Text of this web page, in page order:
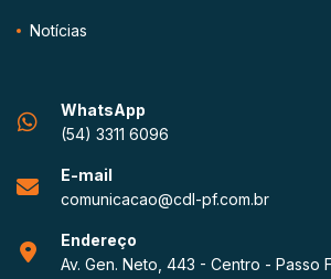
Notícias
WhatsApp
(54) 3311 6096
E-mail
comunicacao@cdl-pf.com.br
Endereço
Av. Gen. Neto, 443 - Centro - Passo